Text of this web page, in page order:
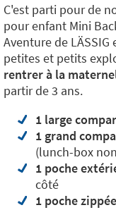
C'est parti pour de
pour enfant Mini
Aventure de
petites et petits
rentrer à la
partir de 3 ans.
1 large
1 grand
(lunch-box
1 poche
côté
1 poche